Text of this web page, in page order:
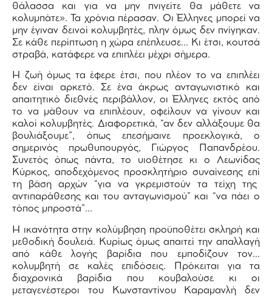
θάλασσα και για να μην πνιγείτε θα μάθετε να
κολυμπάτε». Τα χρόνια πέρασαν. Οι Έλληνες μπορεί να
μην έγιναν δεινοί κολυμβητές, πλην όμως δεν πνίγηκαν.
Σε κάθε περίπτωση η χώρα επέπλευσε… Κι έτσι, κουτσά
στραβά, κατάφερε να επιπλέει μέχρι σήμερα.
Η ζωή όμως τα έφερε έτσι, που πλέον το να επιπλέει
δεν είναι αρκετό. Σε ένα άκρως ανταγωνιστικό και
απαιτητικό διεθνές περιβάλλον, οι Έλληνες εκτός από
το να μάθουν να επιπλέουν, οφείλουν να γίνουν και
καλοί κολυμβητές. Διαφορετικά, “αν δεν αλλάξουμε θα
βουλιάξουμε”, όπως επεσήμαινε προεκλογικά, ο
σημερινός πρωθυπουργός, Γιώργος Παπανδρέου.
Συνετός όπως πάντα, το υιοθέτησε κι ο Λεωνίδας
Κύρκος, αποδεχόμενος προσκλητήριο συναίνεσης επί
τη βάση αρχών “για να γκρεμιστούν τα τείχη της
αντιπαράθεσης και του ανταγωνισμού” και “να πάει ο
τόπος μπροστά”…
Η ικανότητα στην κολύμβηση προϋποθέτει σκληρή και
μεθοδική δουλειά. Κυρίως όμως απαιτεί την απαλλαγή
από κάθε λογής βαρίδια που εμποδίζουν τον…
κολυμβητή σε καλές επιδόσεις. Πρόκειται για τα
διαχρονικά βαρίδια που κουβαλούσε κι οι
μεταγενέστεροι του Κωνσταντίνου Καραμανλή δεν